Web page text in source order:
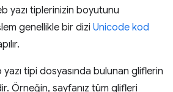
yazı tiplerinizin boyutunu
genellikle bir dizi Unicode kod
tipi dosyasında bulunan gliflerin
Örneğin, sayfanız tüm glifleri